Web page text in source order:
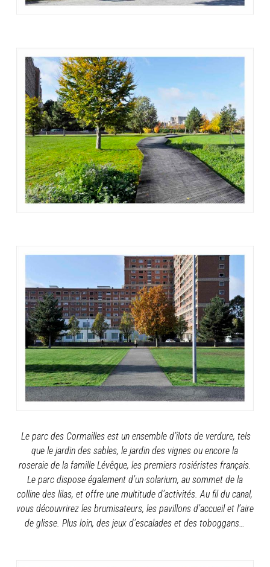
Le parc des Cormailles est un ensemble d’îlots de verdure, tels
que le jardin des sables, le jardin des vignes ou encore la
roseraie de la famille Lévêque, les premiers rosiéristes français.
Le parc dispose également d’un solarium, au sommet de la
colline des lilas, et offre une multitude d’activités. Au fil du canal,
vous découvrirez les brumisateurs, les pavillons d’accueil et l’aire
de glisse. Plus loin, des jeux d’escalades et des toboggans…